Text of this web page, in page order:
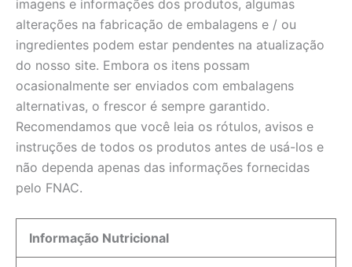
imagens e informações dos produtos, algumas
alterações na fabricação de embalagens e / ou
ingredientes podem estar pendentes na atualização
do nosso site. Embora os itens possam
ocasionalmente ser enviados com embalagens
alternativas, o frescor é sempre garantido.
Recomendamos que você leia os rótulos, avisos e
instruções de todos os produtos antes de usá-los e
não dependa apenas das informações fornecidas
pelo FNAC.
Informação Nutricional